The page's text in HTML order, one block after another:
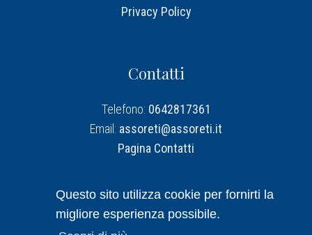
Questo sito utilizza cookie per fornirti la
migliore esperienza possibile.
Privacy Policy
Contatti
Telefono: 0642817361
Email: assoreti@assoreti.it
Pagina Contatti